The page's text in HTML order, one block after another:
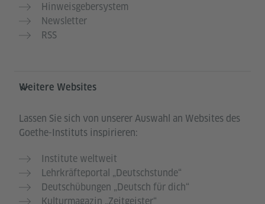
Hinweisgebersystem
Newsletter
RSS
Weitere Websites
Lassen Sie sich von unserer Auswahl an Websites des
Goethe-Instituts inspirieren:
Institute weltweit
Lehrkräfteportal „Deutschstunde“
Deutschübungen „Deutsch für dich“
Kulturmagazin „Zeitgeister“